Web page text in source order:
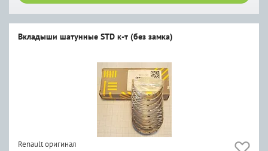
Вкладыши шатунные STD к-т (без замка)
Renault оригинал